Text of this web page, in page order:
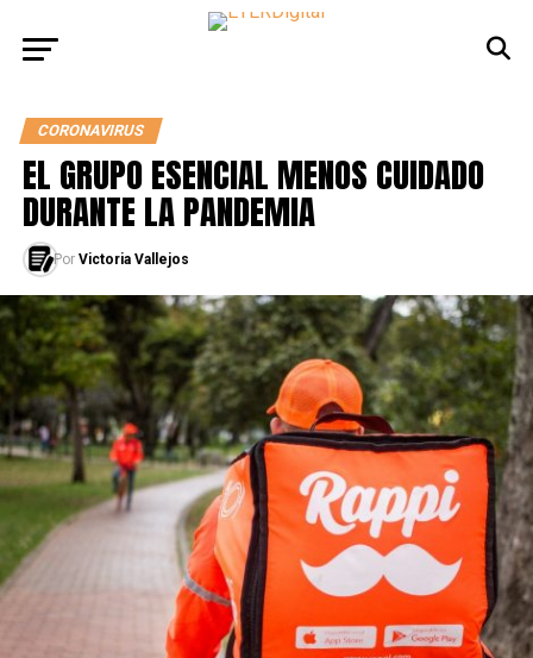
CORONAVIRUS
EL GRUPO ESENCIAL MENOS CUIDADO
DURANTE LA PANDEMIA
Por Victoria Vallejos